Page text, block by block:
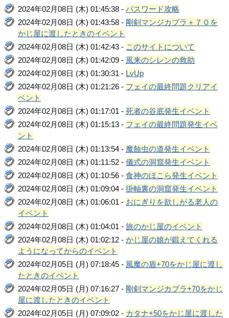
2024年02月08日 (木) 01:45:38 -パスワード攻略
2024年02月08日 (木) 01:43:58 - 剛剣マンジカブラ＋７０を
かじ屋に渡したときのイベント
2024年02月08日 (木) 01:42:43 - このサイトについて
2024年02月08日 (木) 01:42:09 - 風来のシレンの救助
2024年02月08日 (木) 01:30:31 - LvUp
2024年02月08日 (木) 01:21:26 - フェイの最終問題クリアイ
ベント
2024年02月08日 (木) 01:17:01 -死者の谷底発生イベント
2024年02月08日 (木) 01:15:13 - フェイの最終問題発生イベ
ント
2024年02月08日 (木) 01:13:54 - 魔蝕虫の道発生イベント
2024年02月08日 (木) 01:11:52 -儀式の洞窟発生イベント
2024年02月08日 (木) 01:10:56 -食神のほこら発生イベント
2024年02月08日 (木) 01:09:04 -掛軸裏の洞窟発生イベント
2024年02月08日 (木) 01:06:01 - おにぎりを欲しがる老人の
イベント
2024年02月08日 (木) 01:04:01 -旅のかじ屋のイベント
2024年02月08日 (木) 01:02:12 -かじ屋の娘が鍛えてくれる
ようになってからのイベント
2024年02月05日 (月) 07:18:45 - 風魔の盾+70をかじ屋に渡し
たときのイベント
2024年02月05日 (月) 07:16:27 - 剛剣マンジカブラ+70をかじ
屋に渡したときのイベント
2024年02月05日 (月) 07:09:02 - カタナ+50をかじ屋に渡した